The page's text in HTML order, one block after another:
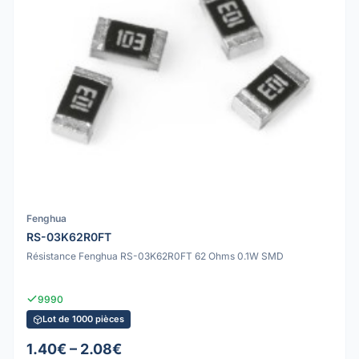
Fenghua
RS-03K62R0FT
Résistance Fenghua RS-03K62R0FT 62 Ohms 0.1W SMD
9990
Lot de 1000 pièces
1.40€ – 2.08€